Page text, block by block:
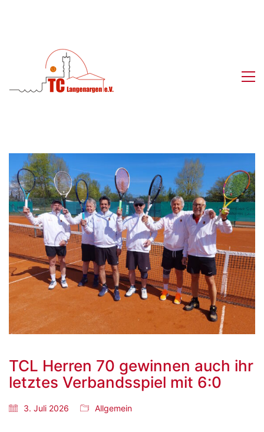
TCL Herren 70 gewinnen auch ihr
letztes Verbandsspiel mit 6:0
3. Juli 2026 Allgemein